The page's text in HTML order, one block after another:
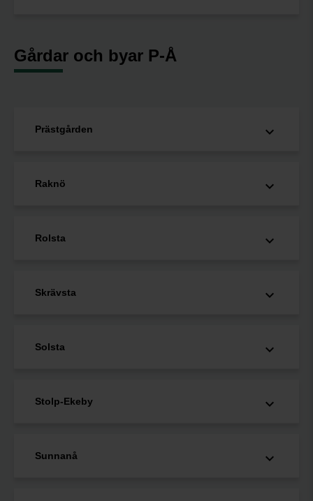
Gårdar och byar P-Å
Prästgården
Raknö
Rolsta
Skrävsta
Solsta
Stolp-Ekeby
Sunnanå